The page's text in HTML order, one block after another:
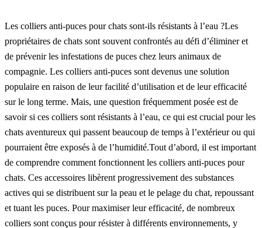
Les colliers anti-puces pour chats sont-ils résistants à l’eau ?Les
propriétaires de chats sont souvent confrontés au défi d’éliminer et
de prévenir les infestations de puces chez leurs animaux de
compagnie. Les colliers anti-puces sont devenus une solution
populaire en raison de leur facilité d’utilisation et de leur efficacité
sur le long terme. Mais, une question fréquemment posée est de
savoir si ces colliers sont résistants à l’eau, ce qui est crucial pour les
chats aventureux qui passent beaucoup de temps à l’extérieur ou qui
pourraient être exposés à de l’humidité.Tout d’abord, il est important
de comprendre comment fonctionnent les colliers anti-puces pour
chats. Ces accessoires libèrent progressivement des substances
actives qui se distribuent sur la peau et le pelage du chat, repoussant
et tuant les puces. Pour maximiser leur efficacité, de nombreux
colliers sont conçus pour résister à différents environnements, y